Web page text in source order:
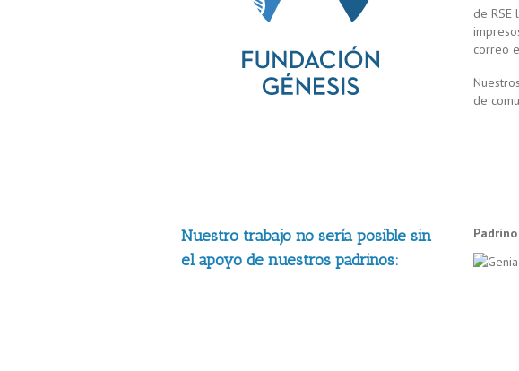
de RSE
correo
de
Nuestro trabajo no sería posible sin
el apoyo de nuestros padrinos: